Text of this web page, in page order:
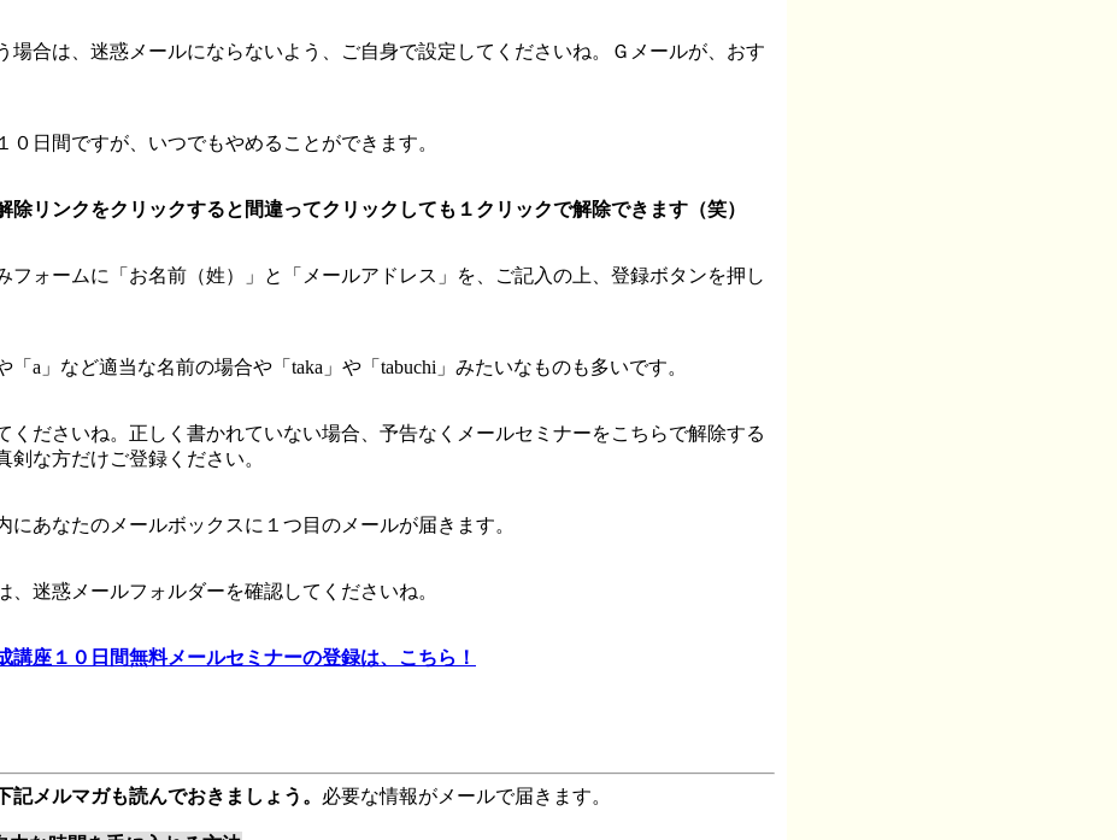
場合は、迷惑メールにならないよう、ご自身で設定してくださいね。Ｇメールが、おす
０日間ですが、いつでもやめることができます。
除リンクをクリックすると間違ってクリックしても１クリックで解除できます（笑）
フォームに「お名前（姓）」と「メールアドレス」を、ご記入の上、登録ボタンを押し
「a」など適当な名前の場合や「taka」や「tabuchi」みたいなものも多いです。
くださいね。正しく書かれていない場合、予告なくメールセミナーをこちらで解除する
剣な方だけご登録ください。
にあなたのメールボックスに１つ目のメールが届きます。
、迷惑メールフォルダーを確認してくださいね。
講座１０日間無料メールセミナーの登録は、こちら！
記メルマガも読んでおきましょう。 必要な情報がメールで届きます。